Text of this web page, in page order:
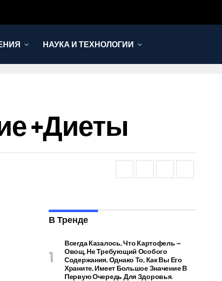
НАУКА И ТЕХНОЛОГИИ
+диеты
В Тренде
Всегда Казалось, Что Картофель —
Овощ, Не Требующий Особого
Содержания, Однако То, Как Вы Его
Храните, Имеет Большое Значение В
Первую Очередь Для Здоровья.